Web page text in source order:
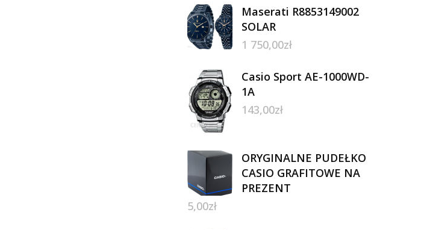
Maserati R8853149002
SOLAR
1 750,00zł
Casio Sport AE-1000WD-
1A
143,00zł
ORYGINALNE PUDEŁKO
CASIO GRAFITOWE NA
PREZENT
5,00zł